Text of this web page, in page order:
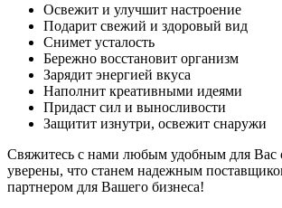
Освежит и улучшит настроение
Подарит свежий и здоровый вид
Снимет усталость
Бережно восстановит организм
Зарядит энергией вкуса
Наполнит креативными идеями
Придаст сил и выносливости
Защитит изнутри, освежит снаружи
Свяжитесь с нами любым удобным для Вас
уверены, что станем надежным
партнером для Вашего бизнеса!